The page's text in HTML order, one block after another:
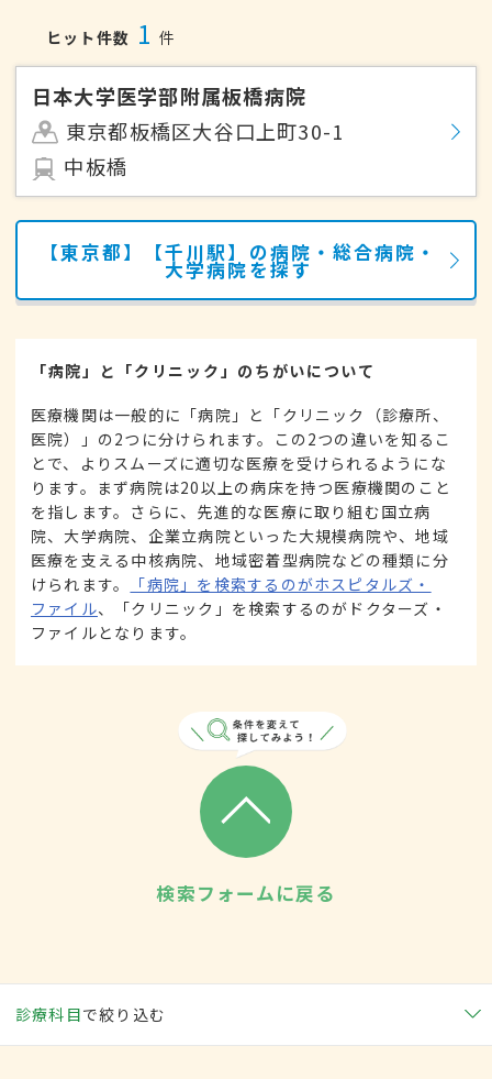
ヒット件数 1 件
日本大学医学部附属板橋病院
東京都板橋区大谷口上町30-1
中板橋
【東京都】【千川駅】の病院・総合病院・
大学病院を探す
「病院」と「クリニック」のちがいについて
医療機関は一般的に「病院」と「クリニック（診療所、
医院）」の2つに分けられます。この2つの違いを知るこ
とで、よりスムーズに適切な医療を受けられるようにな
ります。まず病院は20以上の病床を持つ医療機関のこと
を指します。さらに、先進的な医療に取り組む国立病
院、大学病院、企業立病院といった大規模病院や、地域
医療を支える中核病院、地域密着型病院などの種類に分
けられます。
「病院」を検索するのがホスピタルズ・
ファイル、「クリニック」を検索するのがドクターズ・
ファイルとなります。
検索フォームに戻る
診療科目で絞り込む